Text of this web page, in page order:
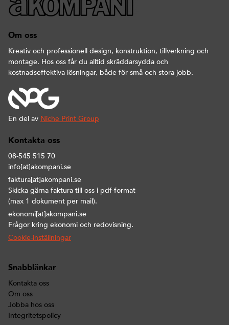
Om oss
Kreativ och professionell design, konstruktion, tillverkning och
montage. Hos oss får du alltid skräddarsydda och
kostnadseffektiva lösningar, både för små och stora jobb.
En del av Niche Print Group
Kontakta oss
08-545 515 70
info[at]akompani.se
faktura[at]akompani.se
Skicka gärna faktura till oss i pdf-format
(max 1 dokument per mail).
ekonomi[at]akompani.se
Frågor kring ekonomi och redovisning.
Cookie-inställningar
Snabblänkar
Kontakta oss
Om oss
Jobba hos oss
Integritetspolicy